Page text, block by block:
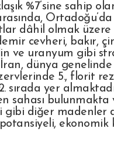
%7’sine sahip
dâhil olmak
cevheri, bakır,
ve uranyum gibi
dünya
5., florit
sırada yer
sahası
diğer madenler
ekonomik